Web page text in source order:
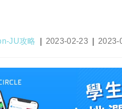
JU攻略
Post
2023-02-23
Post
2023-